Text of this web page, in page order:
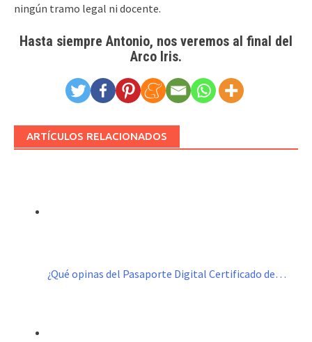
ningún tramo legal ni docente.
Hasta siempre Antonio, nos veremos al final del
Arco Iris.
ARTÍCULOS RELACIONADOS
¿Qué opinas del Pasaporte Digital Certificado de…